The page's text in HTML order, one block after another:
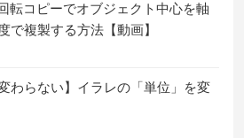
転コピーでオブジェクト中心を軸
で複製する方法【動画】
わらない】イラレの「単位」を変